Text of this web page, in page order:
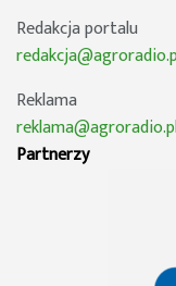
Redakcja portalu
Reklama
Partnerzy